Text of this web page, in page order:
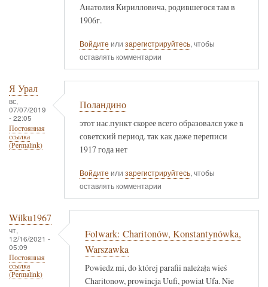
Анатолия Кирилловича, родившегося там в
1906г.
Войдите или зарегистрируйтесь, чтобы
оставлять комментарии
Я Урал
вс,
07/07/2019
- 22:05
Постоянная
ссылка
(Permalink)
Поландино
этот нас.пункт скорее всего образовался уже в
советский период. так как даже переписи
1917 года нет
Войдите или зарегистрируйтесь, чтобы
оставлять комментарии
Wilku1967
чт,
12/16/2021 -
05:09
Постоянная
ссылка
(Permalink)
Folwark: Charitonów, Konstantynówka,
Warszawka
Powiedz mi, do której parafii należała wieś
Charitonow, prowincja Uufi, powiat Ufa. Nie